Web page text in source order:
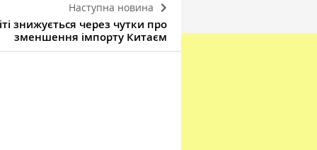
Наступна новина
знижується через чутки про
зменшення імпорту Китаєм